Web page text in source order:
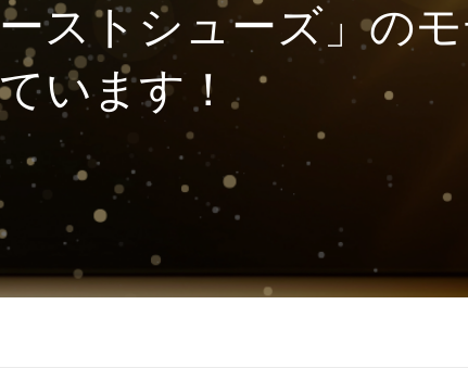
ストシューズ」の
います！